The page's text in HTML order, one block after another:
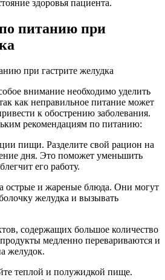
здоровья пациента.
питанию при
внимание необходимо уделить
как неправильное питание может
к обострению заболевания.
рекомендациям по питанию:
пищи. Разделите свой рацион на
дня. Это поможет уменьшить
его работу.
острые и жареные блюда. Они могут
желудка и вызывать
содержащих большое количество
медленно перевариваются и
желудок.
теплой и полужидкой пище.